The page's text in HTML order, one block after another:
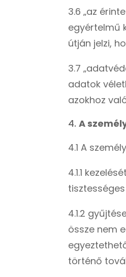
3.6 „az
egyértelmű
útján jelzi,
3.7
adatok
azokhoz
A
4.1 A
4.1.1
4.1.2
össze nem
történő